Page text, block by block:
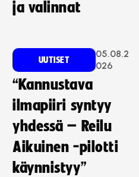
ja valinnat
UUTISET
05.08.2
026
“Kannustava
ilmapiiri syntyy
yhdessä – Reilu
Aikuinen -pilotti
käynnistyy”